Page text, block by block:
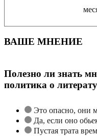
ВАШЕ МНЕНИЕ
Полезно ли знать
политика о
Это опасно, они
Да, если оно
Пустая трата